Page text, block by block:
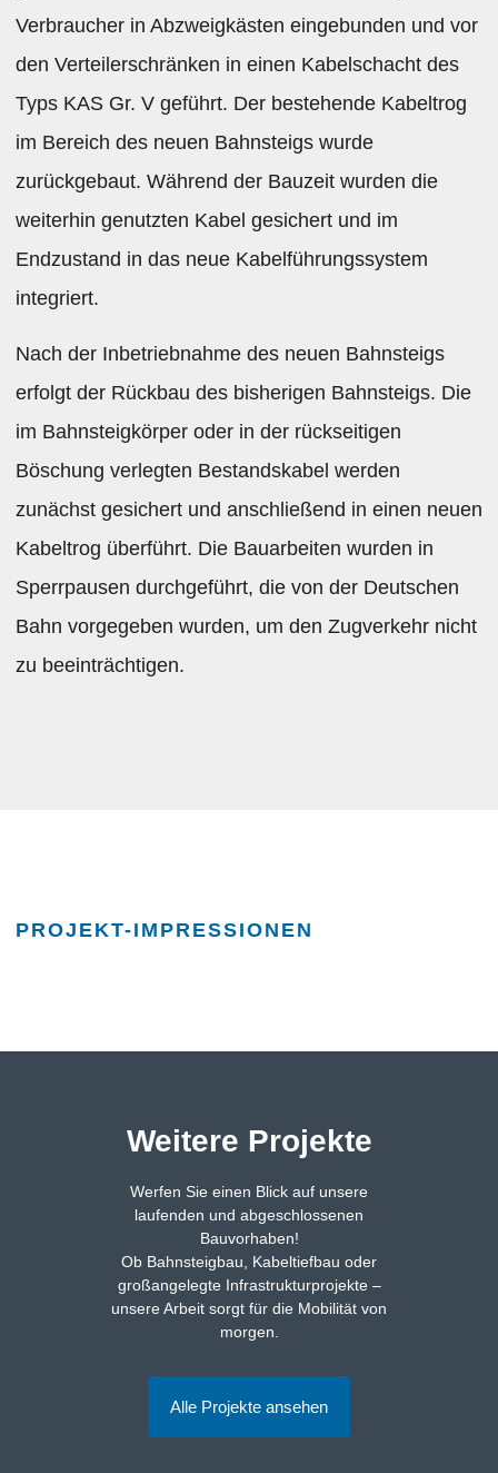
Verbraucher in Abzweigkästen eingebunden und vor
den Verteilerschränken in einen Kabelschacht des
Typs KAS Gr. V geführt. Der bestehende Kabeltrog
im Bereich des neuen Bahnsteigs wurde
zurückgebaut. Während der Bauzeit wurden die
weiterhin genutzten Kabel gesichert und im
Endzustand in das neue Kabelführungssystem
integriert.
Nach der Inbetriebnahme des neuen Bahnsteigs
erfolgt der Rückbau des bisherigen Bahnsteigs. Die
im Bahnsteigkörper oder in der rückseitigen
Böschung verlegten Bestandskabel werden
zunächst gesichert und anschließend in einen neuen
Kabeltrog überführt. Die Bauarbeiten wurden in
Sperrpausen durchgeführt, die von der Deutschen
Bahn vorgegeben wurden, um den Zugverkehr nicht
zu beeinträchtigen.
PROJEKT-IMPRESSIONEN
Weitere Projekte
Werfen Sie einen Blick auf unsere
laufenden und abgeschlossenen
Bauvorhaben!
Ob Bahnsteigbau, Kabeltiefbau oder
großangelegte Infrastrukturprojekte –
unsere Arbeit sorgt für die Mobilität von
morgen.
Alle Projekte ansehen